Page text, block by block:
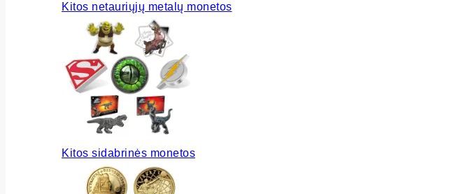
Kitos netauriųjų metalų monetos
Kitos sidabrinės monetos